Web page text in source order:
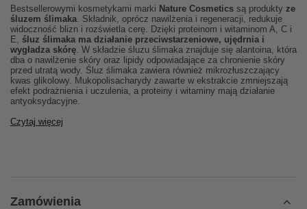
Bestsellerowymi kosmetykami marki Nature Cosmetics są produkty ze
śluzem ślimaka. Składnik, oprócz nawilżenia i regeneracji, redukuje
widoczność blizn i rozświetla cerę. Dzięki proteinom i witaminom A, C i
E, śluz ślimaka ma działanie przeciwstarzeniowe, ujędrnia i
wygładza skórę. W składzie śluzu ślimaka znajduje się alantoina, która
dba o nawilżenie skóry oraz lipidy odpowiadające za chronienie skóry
przed utratą wody. Śluz ślimaka zawiera również mikrozłuszczający
kwas glikolowy. Mukopolisacharydy zawarte w ekstrakcie zmniejszają
efekt podrażnienia i uczulenia, a proteiny i witaminy mają działanie
antyoksydacyjne.
Czytaj więcej
Zamówienia